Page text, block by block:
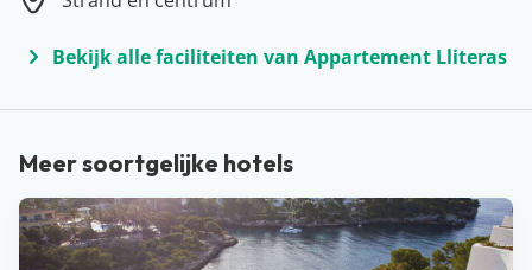
Ibiza, Menorca en Formentera onderdeel is van de
eilandengroep de Balearen, ligt voor de kust van
Paradijselijke stranden, verborgen baaitjes, levendige
badplaatsen en knusse bergdorpjes… Mallorca heeft
alles in huis voor de ideale vakantie! De populairste
plekken voor een vakantie op Mallorca zijn Cala d’Or,
Alcudia, Playa de Palma en El Arenal. Liggen jullie
Bekijk alle faciliteiten van Appartement Lliteras
Meer soortgelijke hotels